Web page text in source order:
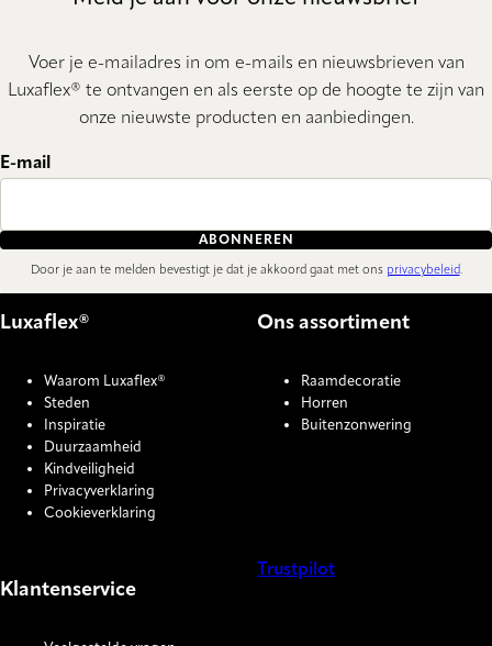
Voer je e-mailadres in om e-mails en nieuwsbrieven van
Luxaflex® te ontvangen en als eerste op de hoogte te zijn van
onze nieuwste producten en aanbiedingen.
E-mail
ABONNEREN
Door je aan te melden bevestigt je dat je akkoord gaat met ons privacybeleid.
Luxaflex®
Waarom Luxaflex®
Steden
Inspiratie
Duurzaamheid
Kindveiligheid
Privacyverklaring
Cookieverklaring
Ons assortiment
Raamdecoratie
Horren
Buitenzonwering
Klantenservice
Trustpilot